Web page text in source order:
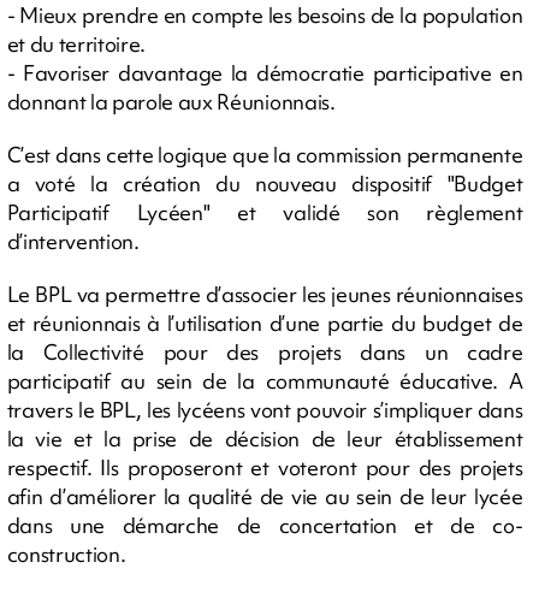
- Mieux prendre en compte les besoins de la population
et du territoire.
- Favoriser davantage la démocratie participative en
donnant la parole aux Réunionnais.
C’est dans cette logique que la commission permanente
a voté la création du nouveau dispositif "Budget
Participatif Lycéen" et validé son règlement
d’intervention.
Le BPL va permettre d’associer les jeunes réunionnaises
et réunionnais à l’utilisation d’une partie du budget de
la Collectivité pour des projets dans un cadre
participatif au sein de la communauté éducative. A
travers le BPL, les lycéens vont pouvoir s’impliquer dans
la vie et la prise de décision de leur établissement
respectif. Ils proposeront et voteront pour des projets
afin d’améliorer la qualité de vie au sein de leur lycée
dans une démarche de concertation et de co-
construction.